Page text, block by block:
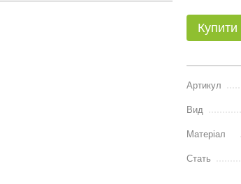
Купити
Артикул
Вид
Матеріал
Стать